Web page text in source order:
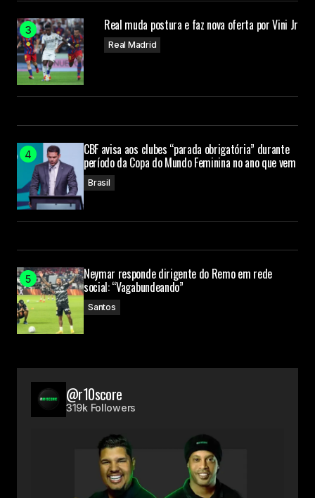
Real muda postura e faz nova oferta por Vini Jr
Real Madrid
CBF avisa aos clubes “parada obrigatória” durante
período da Copa do Mundo Feminina no ano que vem
Brasil
Neymar responde dirigente do Remo em rede
social: “Vagabundeando”
Santos
@r10score
319k Followers